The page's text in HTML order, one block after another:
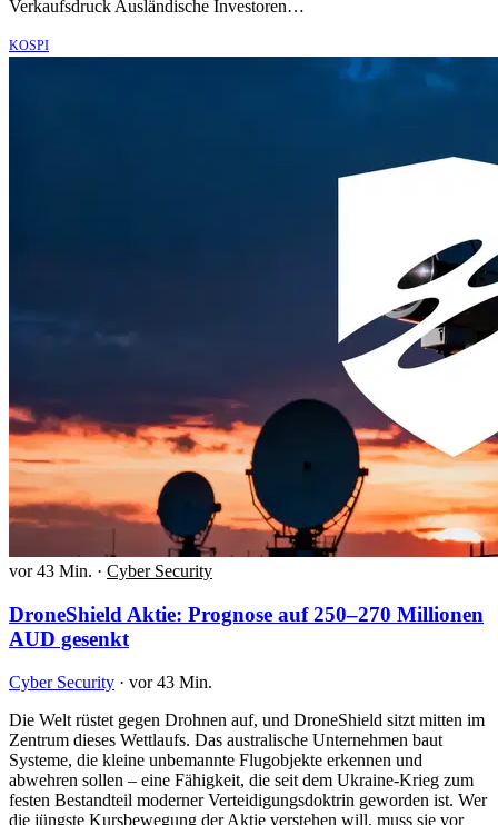
Verkaufsdruck Ausländische Investoren…
KOSPI
vor 43 Min. · Cyber Security
DroneShield Aktie: Prognose auf 250–270 Millionen
AUD gesenkt
Cyber Security · vor 43 Min.
Die Welt rüstet gegen Drohnen auf, und DroneShield sitzt mitten im
Zentrum dieses Wettlaufs. Das australische Unternehmen baut
Systeme, die kleine unbemannte Flugobjekte erkennen und
abwehren sollen – eine Fähigkeit, die seit dem Ukraine-Krieg zum
festen Bestandteil moderner Verteidigungsdoktrin geworden ist. Wer
die jüngste Kursbewegung der Aktie verstehen will, muss sie vor